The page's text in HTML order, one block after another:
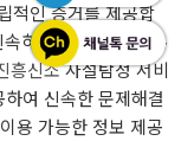
적인 증거를 제공합
하고 믿고 맡아줄 수
흥신소사설탐정 서비
여 신속한 문제해결
용 가능한 정보 제공